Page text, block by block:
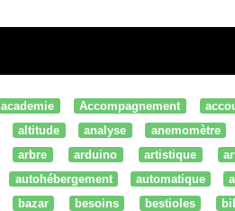
academie Accompagnement
altitude analyse anemomètre
arbre arduino artistique
autohébergement automatique
bazar besoins bestioles